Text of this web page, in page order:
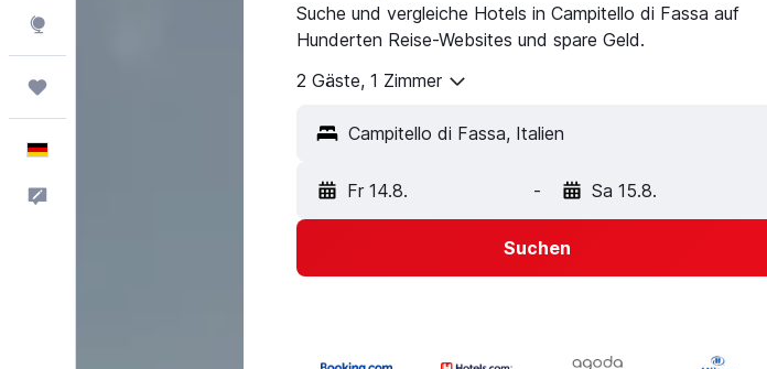
Suche und vergleiche Hotels in Campitello di Fassa auf
Hunderten Reise-Websites und spare Geld.
2 Gäste, 1 Zimmer
Campitello di Fassa, Italien
Fr 14.8. - Sa 15.8.
Suchen